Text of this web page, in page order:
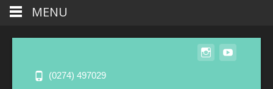
(0274) 497029
MENU